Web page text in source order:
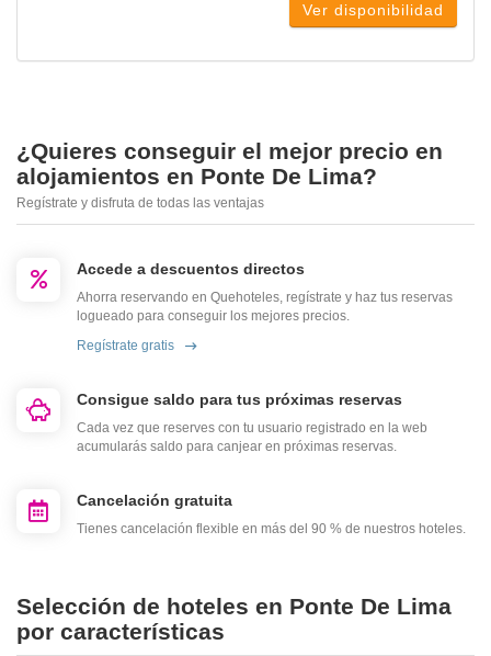
Ver disponibilidad
¿Quieres conseguir el mejor precio en
alojamientos en Ponte De Lima?
Regístrate y disfruta de todas las ventajas
Accede a descuentos directos
Ahorra reservando en Quehoteles, regístrate y haz tus reservas
logueado para conseguir los mejores precios.
Regístrate gratis
Consigue saldo para tus próximas reservas
Cada vez que reserves con tu usuario registrado en la web
acumularás saldo para canjear en próximas reservas.
Cancelación gratuita
Tienes cancelación flexible en más del 90 % de nuestros hoteles.
Selección de hoteles en Ponte De Lima
por características